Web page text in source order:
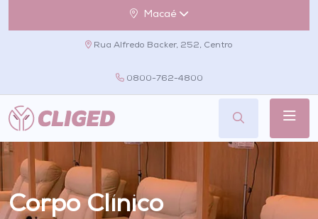
Macaé
Rua Alfredo Backer, 252, Centro
0800-762-4800
Corpo Clínico